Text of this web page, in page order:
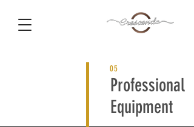
05
Professional
Equipment